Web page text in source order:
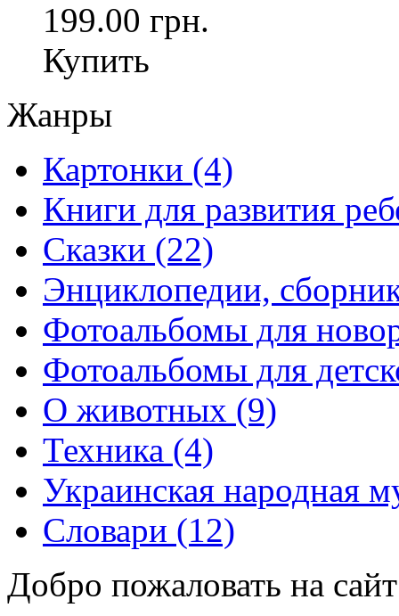
199.00 грн.
Купить
Жанры
Картонки (4)
Книги для развития
Сказки (22)
Энциклопедии,
Фотоальбомы для
Фотоальбомы для
О животных (9)
Техника (4)
Украинская народная
Словари (12)
Добро пожаловать на